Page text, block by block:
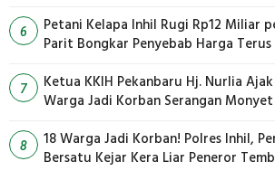
6
Petani Kelapa Inhil Rugi Rp12 Miliar
Parit Bongkar Penyebab Harga
7
Ketua KKIH Pekanbaru Hj. Nurlia
Warga Jadi
8
18 Warga Jadi Korban! Polres Inhil,
Bersatu Kejar Kera Liar Peneror